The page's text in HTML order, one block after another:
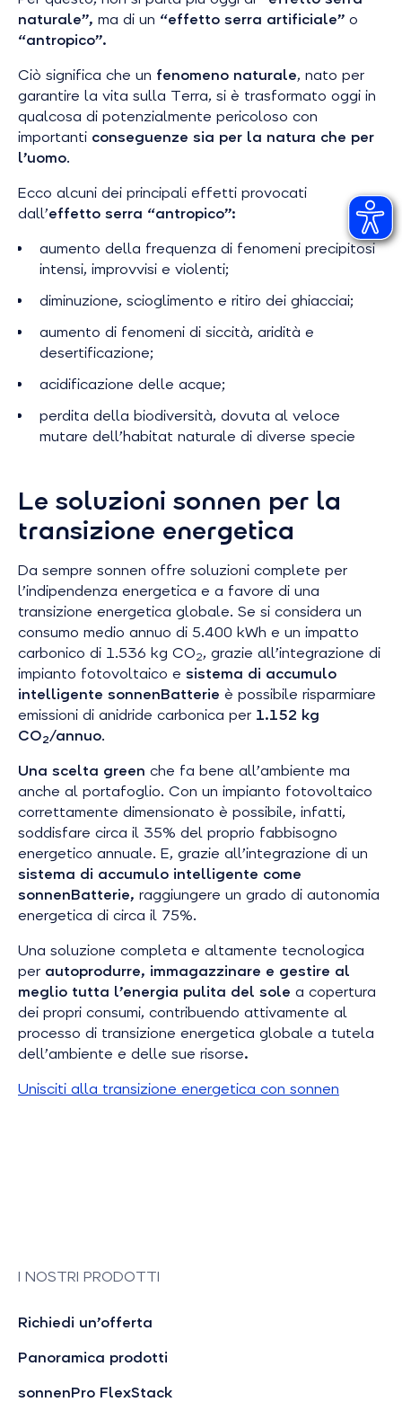
naturale”, ma di un “effetto serra artificiale” o
“antropico”.
Ciò significa che un fenomeno naturale, nato per
garantire la vita sulla Terra, si è trasformato oggi in
qualcosa di potenzialmente pericoloso con
importanti conseguenze sia per la natura che per
l’uomo.
Ecco alcuni dei principali effetti provocati
dall’effetto serra “antropico”:
aumento della frequenza di fenomeni precipitosi
intensi, improvvisi e violenti;
diminuzione, scioglimento e ritiro dei ghiacciai;
aumento di fenomeni di siccità, aridità e
desertificazione;
acidificazione delle acque;
perdita della biodiversità, dovuta al veloce
mutare dell’habitat naturale di diverse specie
Le soluzioni sonnen per la
transizione energetica
Da sempre sonnen offre soluzioni complete per
l’indipendenza energetica e a favore di una
transizione energetica globale. Se si considera un
consumo medio annuo di 5.400 kWh e un impatto
carbonico di 1.536 kg CO2, grazie all’integrazione di
impianto fotovoltaico e sistema di accumulo
intelligente sonnenBatterie è possibile risparmiare
emissioni di anidride carbonica per 1.152 kg
CO2/annuo.
Una scelta green che fa bene all’ambiente ma
anche al portafoglio. Con un impianto fotovoltaico
correttamente dimensionato è possibile, infatti,
soddisfare circa il 35% del proprio fabbisogno
energetico annuale. E, grazie all’integrazione di un
sistema di accumulo intelligente come
sonnenBatterie, raggiungere un grado di autonomia
energetica di circa il 75%.
Una soluzione completa e altamente tecnologica
per autoprodurre, immagazzinare e gestire al
meglio tutta l’energia pulita del sole a copertura
dei propri consumi, contribuendo attivamente al
processo di transizione energetica globale a tutela
dell’ambiente e delle sue risorse.
Unisciti alla transizione energetica con sonnen
I NOSTRI PRODOTTI
Richiedi un’offerta
Panoramica prodotti
sonnenPro FlexStack